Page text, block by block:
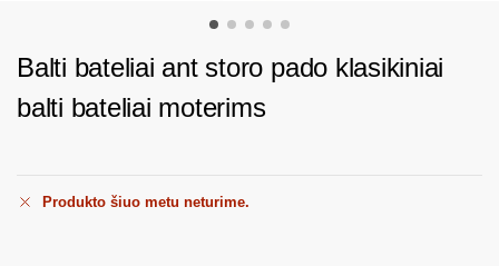
Balti bateliai ant storo pado klasikiniai
balti bateliai moterims
Produkto šiuo metu neturime.